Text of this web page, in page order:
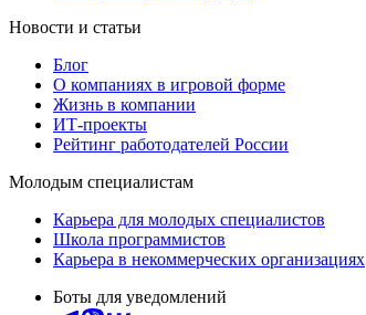
Новости и статьи
Блог
О компаниях в игровой форме
Жизнь в компании
ИТ-проекты
Рейтинг работодателей России
Молодым специалистам
Карьера для молодых специалистов
Школа программистов
Карьера в некоммерческих организациях
Боты для уведомлений